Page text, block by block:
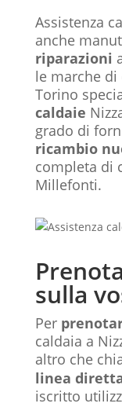
Assistenza
anche
riparazioni
le marche
Torino
caldaie
grado di
ricambio
completa di
Millefonti.
sulla
Per
caldaia a
altro che
linea
iscritto